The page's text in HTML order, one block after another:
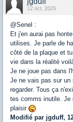
12 oct. 2025
@Senel :
Et j'en aurai pas
utilises. Je parle de
côté de la plaque et
vie dans la réalité
Je ne joue pas dans
Je ne vais pas sur un
regarder. Tous ça
tes comms inutile. Je
plaisir
Modifié par jgduff,